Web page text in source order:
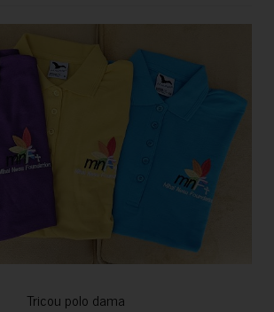
Tricou polo dama